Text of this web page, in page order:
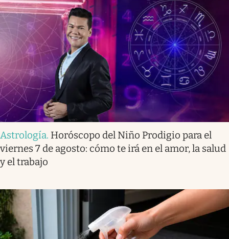
Astrología. Horóscopo del Niño Prodigio para el
viernes 7 de agosto: cómo te irá en el amor, la salud
y el trabajo